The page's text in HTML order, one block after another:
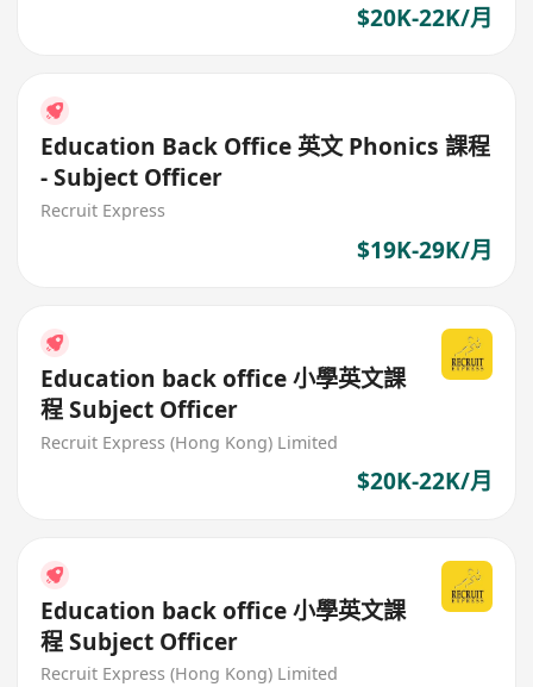
$20K-22K/月
Education Back Office 英文 Phonics 課程
- Subject Officer
Recruit Express
$19K-29K/月
Education back office 小學英文課
程 Subject Officer
Recruit Express (Hong Kong) Limited
$20K-22K/月
Education back office 小學英文課
程 Subject Officer
Recruit Express (Hong Kong) Limited